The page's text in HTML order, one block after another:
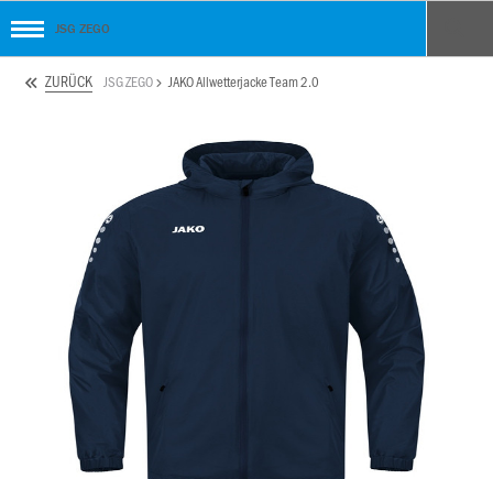
JSG ZEGO
ZURÜCK JSG ZEGO JAKO Allwetterjacke Team 2.0